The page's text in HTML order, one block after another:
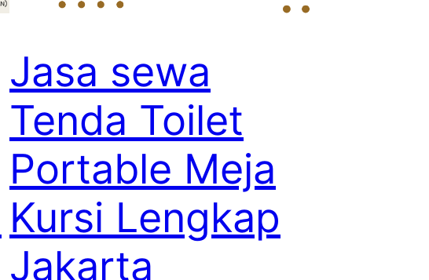
Jasa sewa
Tenda Toilet
Portable Meja
Kursi Lengkap
Jakarta